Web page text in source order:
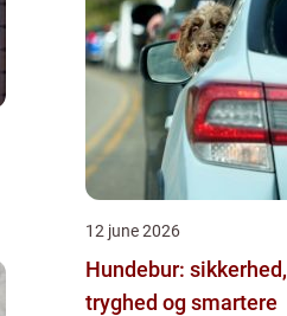
12 june 2026
Hundebur: sikkerhed,
tryghed og smartere